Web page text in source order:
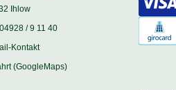
Ihlow
/ 9 11 40
Kontakt
(GoogleMaps)